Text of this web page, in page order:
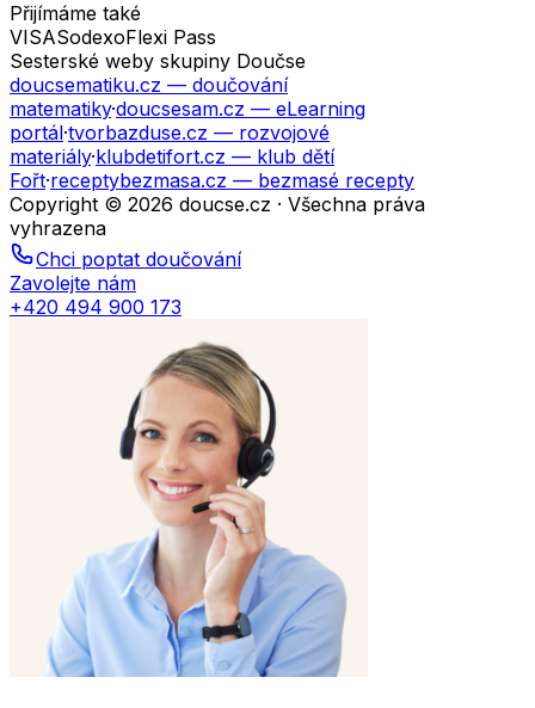
Přijímáme také
VISASodexoFlexi Pass
Sesterské weby skupiny Doučse
doucsematiku.cz — doučování
matematiky·doucsesam.cz — eLearning
portál·tvorbazduse.cz — rozvojové
materiály·klubdetifort.cz — klub dětí
Fořt·receptybezmasa.cz — bezmasé recepty
Copyright © 2026 doucse.cz · Všechna práva
vyhrazena
Chci poptat doučování
Zavolejte nám
+420 494 900 173